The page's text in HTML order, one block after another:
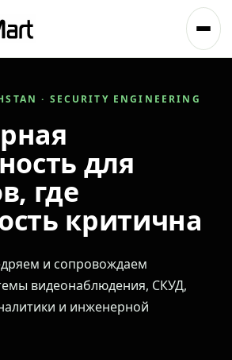
· SECURITY ENGINEERING
для
где
критична
и сопровождаем
видеонаблюдения, СКУД,
и инженерной